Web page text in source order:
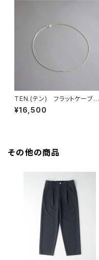
TEN.(テン) フラットケーブル
チェーンネックレス SV 50cm
¥16,500
その他の商品